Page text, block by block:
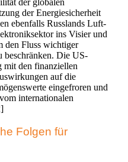
der globalen
der Energiesicherheit
ebenfalls Russlands Luft-
ins Visier und
den Fluss wichtiger
beschränken. Die US-
mit den finanziellen
auf die
eingefroren und
internationalen
Folgen für